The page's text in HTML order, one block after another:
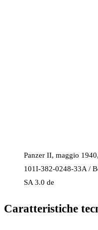
Panzer II, maggio
101I-382-0248-33A /
SA 3.0 de
Caratteristiche